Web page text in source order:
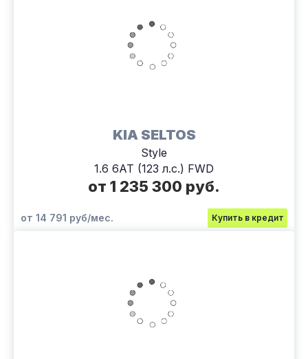
KIA SELTOS
Style
1.6 6АТ (123 л.с.) FWD
от 1 235 300 руб.
от 14 791 руб/мес. Купить в кредит